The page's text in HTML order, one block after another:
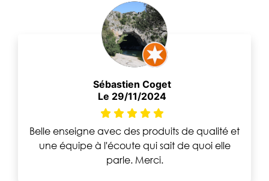
Sébastien Coget
Le 29/11/2024
Belle enseigne avec des produits de qualité et
une équipe à l'écoute qui sait de quoi elle
parle. Merci.